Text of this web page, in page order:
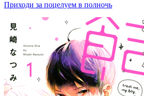
Приходи за поцелуем в полночь